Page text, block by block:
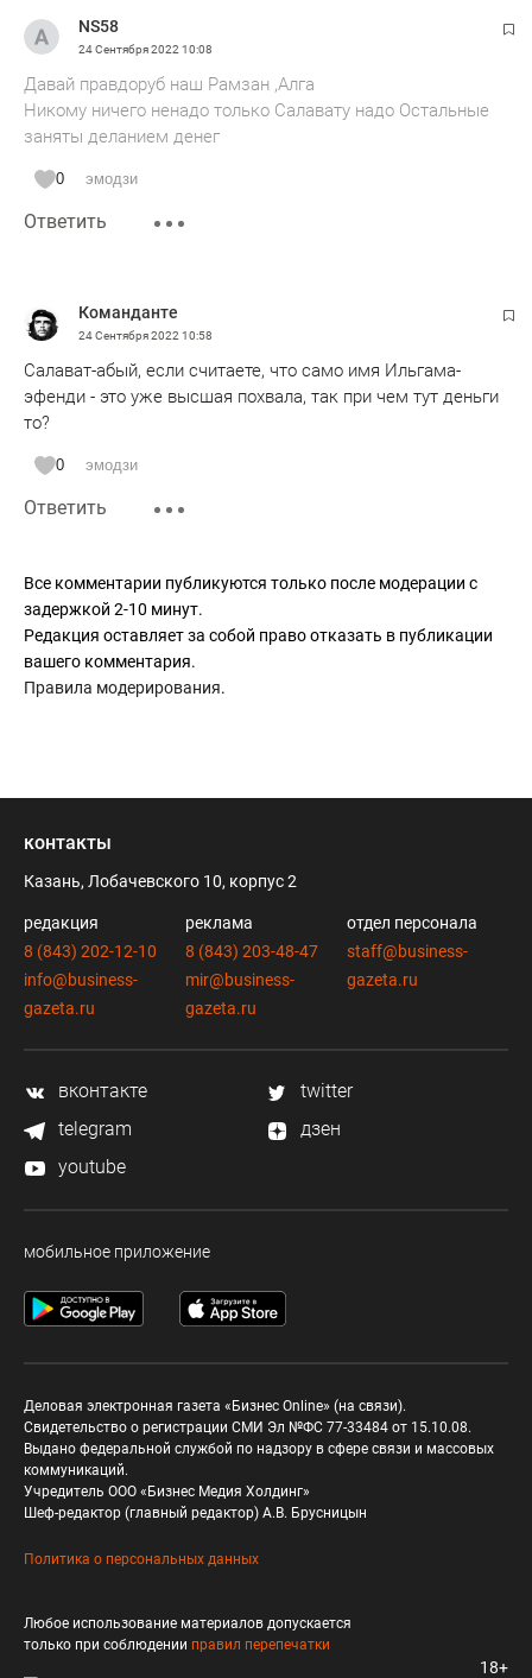
NS58
24 Сентября 202210:08
Давай правдоруб наш Рамзан ,Алга
Никому ничего ненадо только Салавату надо Остальные
заняты деланием денег
0 эмодзи
Ответить
Команданте
24 Сентября 202210:58
Салават-абый, если считаете, что само имя Ильгама-
эфенди - это уже высшая похвала, так при чем тут деньги
то?
0 эмодзи
Ответить
Все комментарии публикуются только после модерации с
задержкой 2-10 минут.
Редакция оставляет за собой право отказать в публикации
вашего комментария.
Правила модерирования.
контакты
Казань, Лобачевского 10, корпус 2
редакция
8 (843) 202-12-10
info@business-
gazeta.ru
реклама
8 (843) 203-48-47
mir@business-
gazeta.ru
отдел персонала
staff@business-
gazeta.ru
вконтакте
twitter
telegram
дзен
youtube
мобильное приложение
Деловая электронная газета «Бизнес Online» (на связи).
Свидетельство о регистрации СМИ Эл №ФС 77-33484 от 15.10.08.
Выдано федеральной службой по надзору в сфере связи и массовых
коммуникаций.
Учредитель ООО «Бизнес Медия Холдинг»
Шеф-редактор (главный редактор) А.В. Брусницын
Политика о персональных данных
Любое использование материалов допускается
только при соблюдении правил перепечатки
18+